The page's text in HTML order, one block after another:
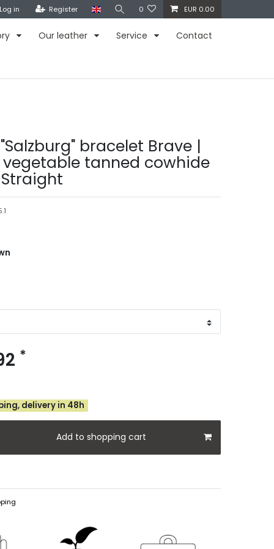
Log in Register 0 EUR 0.00
Our leather Service Contact
"Salzburg" bracelet Brave |
tanned cowhide
*
delivery in 48h
Add to shopping cart